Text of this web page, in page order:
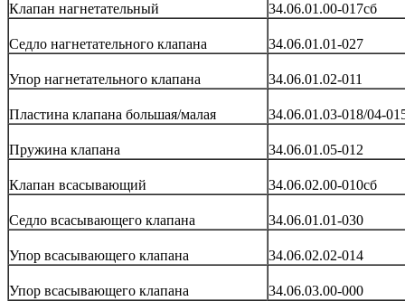
Клапан нагнетательный 34.06.01.00-017сб
Седло нагнетательного клапана 34.06.01.01-027
Упор нагнетательного клапана 34.06.01.02-011
Пластина клапана большая/малая 34.06.01.03-018/04-
Пружина клапана 34.06.01.05-012
Клапан всасывающий 34.06.02.00-010сб
Седло всасывающего клапана 34.06.01.01-030
Упор всасывающего клапана 34.06.02.02-014
Упор всасывающего клапана 34.06.03.00-000